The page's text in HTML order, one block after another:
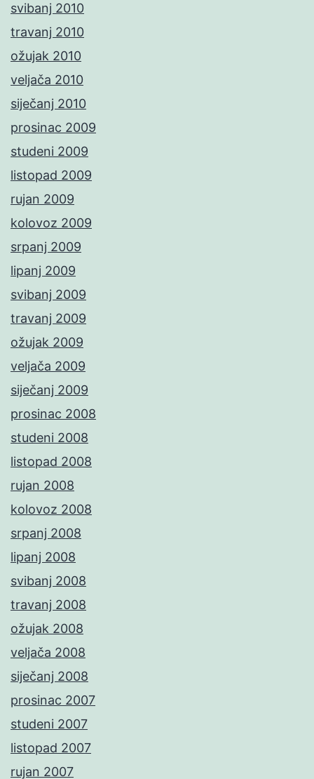
svibanj 2010
travanj 2010
ožujak 2010
veljača 2010
siječanj 2010
prosinac 2009
studeni 2009
listopad 2009
rujan 2009
kolovoz 2009
srpanj 2009
lipanj 2009
svibanj 2009
travanj 2009
ožujak 2009
veljača 2009
siječanj 2009
prosinac 2008
studeni 2008
listopad 2008
rujan 2008
kolovoz 2008
srpanj 2008
lipanj 2008
svibanj 2008
travanj 2008
ožujak 2008
veljača 2008
siječanj 2008
prosinac 2007
studeni 2007
listopad 2007
rujan 2007